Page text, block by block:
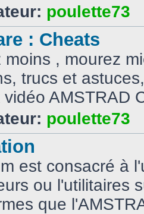
poulette73
: Cheats
moins , mourez
trucs et
AMSTRAD
poulette73
est consacré à
ou l'utilitaires
que